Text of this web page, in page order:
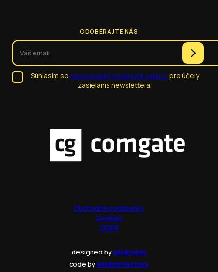
ODOBERAJTE NÁS
Súhlasím so spracúvaním osobných údajovpre účely
zasielania newslettera.
Obchodné podmienky
Cookies
GDPR
designed bywildcards
code bywisdomfactory